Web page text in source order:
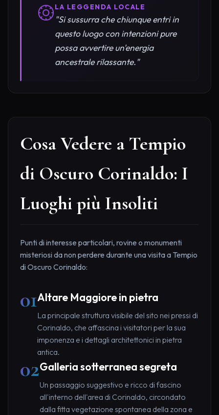
LA LEGGENDA LOCALE
"Si sussurra che chiunque entri in
questo luogo con intenzioni pure
possa avvertire un'energia
ancestrale rilassante."
Cosa Vedere a Tempio
di Oscuro Corinaldo: I
Luoghi più Insoliti
Punti di interesse particolari, rovine o monumenti
misteriosi da non perdere durante una visita a Tempio
di Oscuro Corinaldo:
01Altare Maggiore in pietra
La principale struttura visibile del sito nei pressi di
Corinaldo, che affascina i visitatori per la sua
imponenza e i dettagli architettonici in pietra
antica.
02Galleria sotterranea segreta
Un passaggio suggestivo e ricco di fascino
all'interno dell'area di Corinaldo, circondato
dalla fitta vegetazione spontanea della zona e